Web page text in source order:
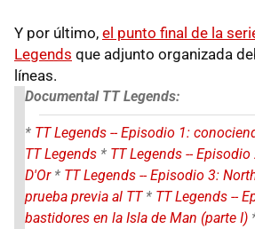
Y por último, el punto final de la
Legends que adjunto organizada
líneas.
Documental TT Legends:
* TT Legends -- Episodio 1:
TT Legends * TT Legends --
D'Or* TT Legends -- Episodio 3:
prueba previa al TT* TT Legends --
bastidores en la Isla de Man (parte I)